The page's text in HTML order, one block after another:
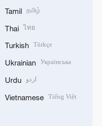
Tamil தமிழ்
Thai ไทย
Turkish Türkçe
Ukrainian Українська
Urdu اردو
Vietnamese Tiếng Việt